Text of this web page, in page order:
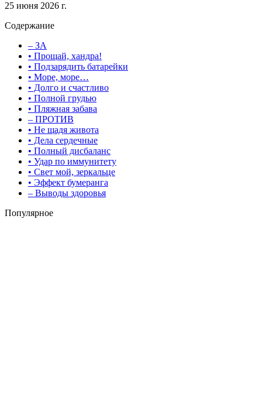
25 июня 2026 г.
Содержание
– ЗА
• Прощай, хандра!
• Подзарядить батарейки
• Море, море…
• Долго и счастливо
• Полной грудью
• Пляжная забава
– ПРОТИВ
• Не щадя живота
• Дела сердечные
• Полный дисбаланс
• Удар по иммунитету
• Свет мой, зеркальце
• Эффект бумеранга
– Выводы здоровья
Популярное